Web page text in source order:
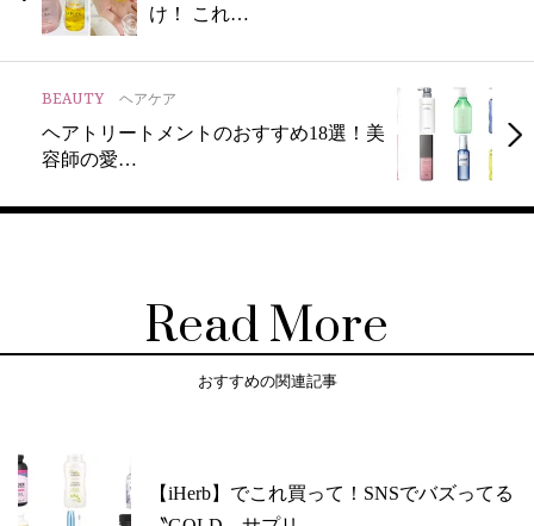
け！ これ…
BEAUTY ヘアケア
ヘアトリートメントのおすすめ18選！美
容師の愛…
Read More
おすすめの関連記事
【iHerb】でこれ買って！SNSでバズってる